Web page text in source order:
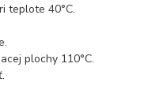
teplote 40°C.
plochy 110°C.